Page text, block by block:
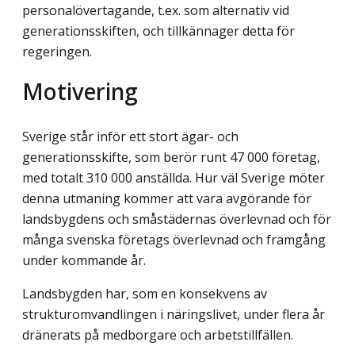
personalövertagande, t.ex. som alternativ vid
generationsskiften, och tillkännager detta för
regeringen.
Motivering
Sverige står inför ett stort ägar- och
generationsskifte, som berör runt 47 000 företag,
med totalt 310 000 anställda. Hur väl Sverige möter
denna utmaning kommer att vara avgörande för
landsbygdens och småstädernas överlevnad och för
många svenska företags överlevnad och framgång
under kommande år.
Landsbygden har, som en konsekvens av
strukturomvandlingen i näringslivet, under flera år
dränerats på medborgare och arbetstillfällen.